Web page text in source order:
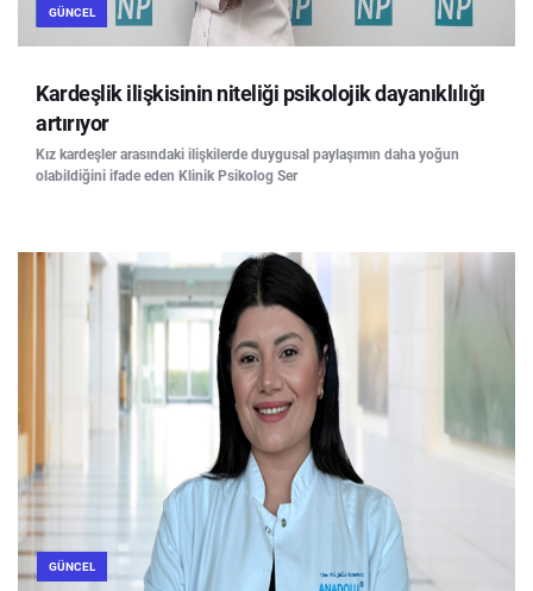
GÜNCEL
Kardeşlik ilişkisinin niteliği psikolojik dayanıklılığı
artırıyor
Kız kardeşler arasındaki ilişkilerde duygusal paylaşımın daha yoğun
olabildiğini ifade eden Klinik Psikolog Ser
GÜNCEL